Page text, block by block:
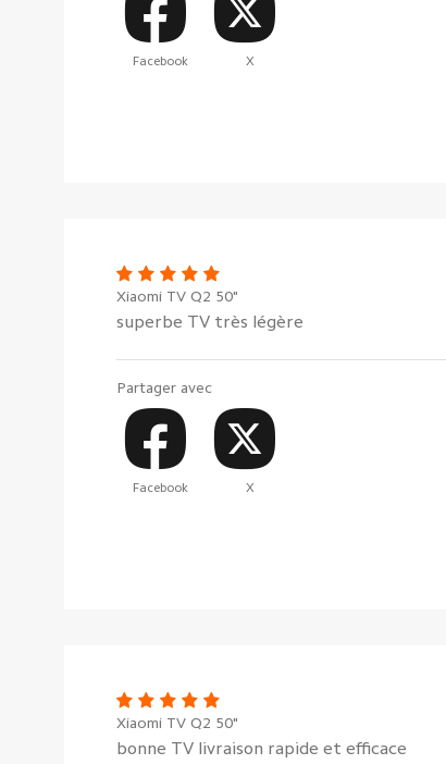
Facebook X
Xiaomi TV Q2 50"
superbe TV très légère
Partager avec
Facebook X
Xiaomi TV Q2 50"
bonne TV livraison rapide et efficace